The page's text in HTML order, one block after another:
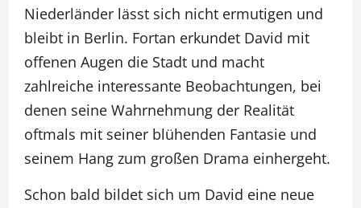
Niederländer lässt sich nicht ermutigen und
bleibt in Berlin. Fortan erkundet David mit
offenen Augen die Stadt und macht
zahlreiche interessante Beobachtungen, bei
denen seine Wahrnehmung der Realität
oftmals mit seiner blühenden Fantasie und
seinem Hang zum großen Drama einhergeht.
Schon bald bildet sich um David eine neue